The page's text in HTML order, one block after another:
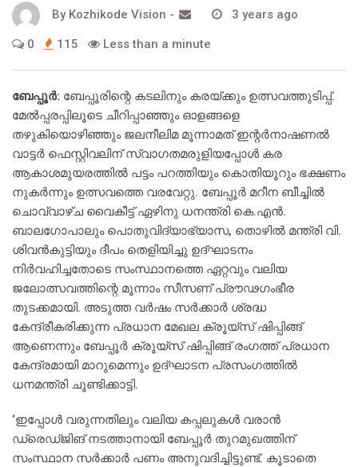
By Kozhikode Vision - 3 years ago
0 115 Less than a minute
ബേപ്പൂര്‍: ബേപ്പൂരിന്റെ കടലിനും കരയ്ക്കും ഉത്സവത്തുടിപ്പ്.
മേല്‍പ്പരപ്പിലൂടെ ചീറിപ്പാഞ്ഞും ഓളങ്ങളെ
തഴുകിയൊഴിഞ്ഞും ജലനീലിമ മൂന്നാമത് ഇന്റര്‍നാഷണല്‍
വാട്ടര്‍ ഫെസ്റ്റിവലിന് സ്വാഗതമരുളിയപ്പോള്‍ കര
ആകാശമുയരത്തില്‍ പട്ടം പറത്തിയും കൊതിയൂറും ഭക്ഷണം
നുകര്‍ന്നും ഉത്സവത്തെ വരവേറ്റു. ബേപ്പൂര്‍ മറീന ബീച്ചില്‍
ചൊവ്വാഴ്ച വൈകീട്ട് ഏഴിനു ധനന്ത്രി കെ.എന്‍.
ബാലഗോപാലും പൊതുവിദ്യാഭ്യാസ, തൊഴില്‍ മന്ത്രി വി.
ശിവന്‍കുട്ടിയും ദീപം തെളിയിച്ചു ഉദ്ഘാടനം
നിര്‍വഹിച്ചതോടെ സംസ്ഥാനത്തെ ഏറ്റവും വലിയ
ജലോത്സവത്തിന്റെ മൂന്നാം സീസണ് പ്രൗഢഗംഭീര
തുടക്കമായി. അടുത്ത വര്‍ഷം സര്‍ക്കാര്‍ ശ്രദ്ധ
കേന്ദ്രീകരിക്കുന്ന പ്രധാന മേഖല ക്രൂയ്‌സ് ഷിപ്പിങ്ങ്
ആണെന്നും ബേപ്പൂര്‍ ക്രൂയ്‌സ് ഷിപ്പിങ്ങ് രംഗത്ത് പ്രധാന
കേന്ദ്രമായി മാറുമെന്നും ഉദ്ഘാടന പ്രസംഗത്തില്‍
ധനമന്ത്രി ചൂണ്ടിക്കാട്ടി.
‘ഇപ്പോള്‍ വരുന്നതിലും വലിയ കപ്പലുകള്‍ വരാന്‍
ഡ്രെഡ്ജിങ് നടത്താനായി ബേപ്പൂര്‍ തുറമുഖത്തിന്
സംസ്ഥാന സര്‍ക്കാര്‍ പണം അനുവദിച്ചിട്ടുണ്ട്. കൂടാതെ